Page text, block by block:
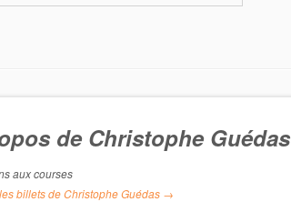
de Christophe Guédas
aux courses
billets de Christophe Guédas →